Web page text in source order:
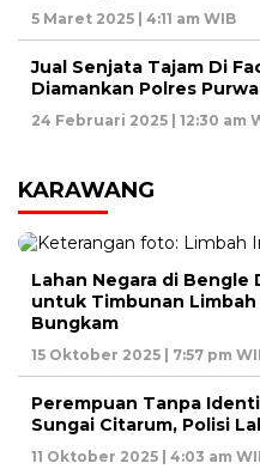
5 Maret 2025 | 4:11 am WIB
Jual Senjata Tajam Di
Diamankan Polres
24 Februari 2025 | 12:30 am
KARAWANG
Lahan Negara di Bengle
untuk Timbunan
Bungkam
15 Oktober 2025 | 7:57 pm
Perempuan Tanpa
Sungai Citarum, Polisi
11 Oktober 2025 | 4:03 am